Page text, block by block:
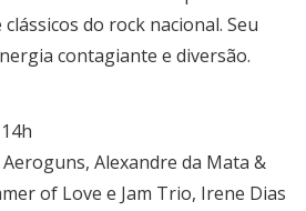
do rock nacional. Seu
contagiante e diversão.
Alexandre da Mata &
of Love e Jam Trio, Irene Dias